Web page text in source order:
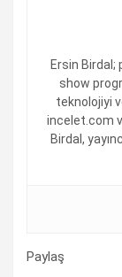
Ersin
show
teknolojiyi
incelet.com
Birdal,
Paylaş